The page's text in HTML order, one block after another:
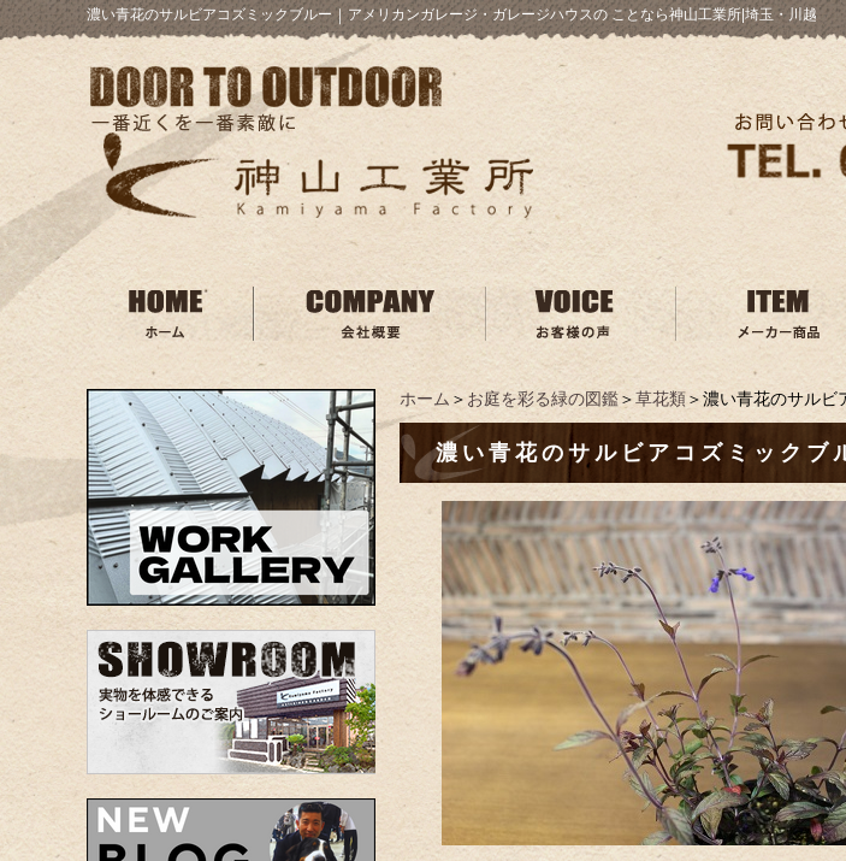
濃い青花のサルビアコズミックブルー｜ アメリカンガレージ・ガレージハウスの ことなら神山工業所|埼玉・川越
ホーム ＞お庭を彩る緑の図鑑＞草花類＞濃い青花のサルビ
濃い青花のサルビアコズミックブ